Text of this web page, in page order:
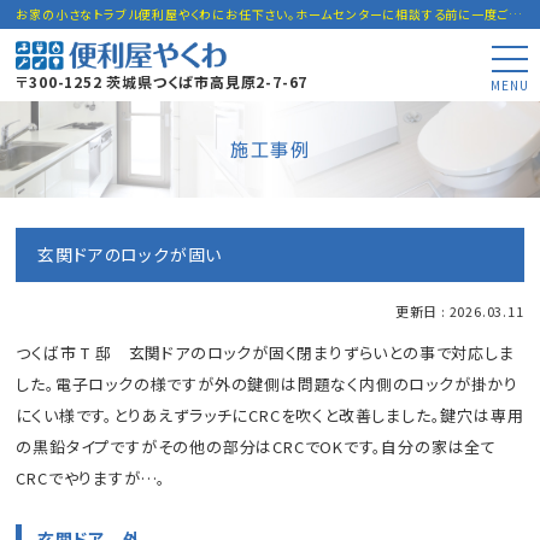
お家の小さなトラブル便利屋やくわにお任下さい。ホームセンターに相談する前に一度ご連絡下さい。
〒300-1252 茨城県つくば市高見原2-7-67 MENU
施工事例
玄関ドアのロックが固い
更新日 : 2026.03.11
つくば市 T 邸 玄関ドアのロックが固く閉まりずらいとの事で対応しま
した。電子ロックの様ですが外の鍵側は問題なく内側のロックが掛かり
にくい様です。とりあえずラッチにCRCを吹くと改善しました。鍵穴は専用
の黒鉛タイプですがその他の部分はCRCでOKです。自分の家は全て
CRCでやりますが…。